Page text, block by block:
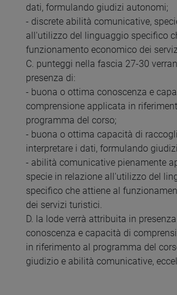
dati, formulando giudizi autonomi;
- discrete abilità comunicative,
all'utilizzo del linguaggio specifico
funzionamento economico dei
C. punteggi nella fascia 27-30
presenza di:
- buona o ottima conoscenza e
comprensione applicata in
programma del corso;
- buona o ottima capacità di
interpretare i dati, formulando
- abilità comunicative pienamente
specie in relazione all'utilizzo del
specifico che attiene al
dei servizi turistici.
D. la lode verrà attribuita in
conoscenza e capacità di
in riferimento al programma del
giudizio e abilità comunicative,